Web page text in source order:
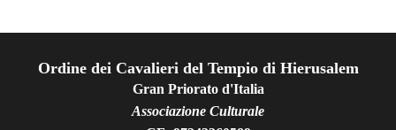
Ordine dei Cavalieri del Tempio di Hierusalem
Gran Priorato d'Italia
Associazione Culturale